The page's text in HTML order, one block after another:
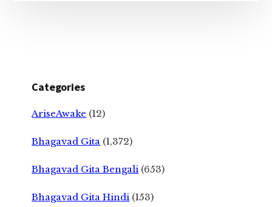
Categories
AriseAwake (12)
Bhagavad Gita (1,372)
Bhagavad Gita Bengali (653)
Bhagavad Gita Hindi (153)